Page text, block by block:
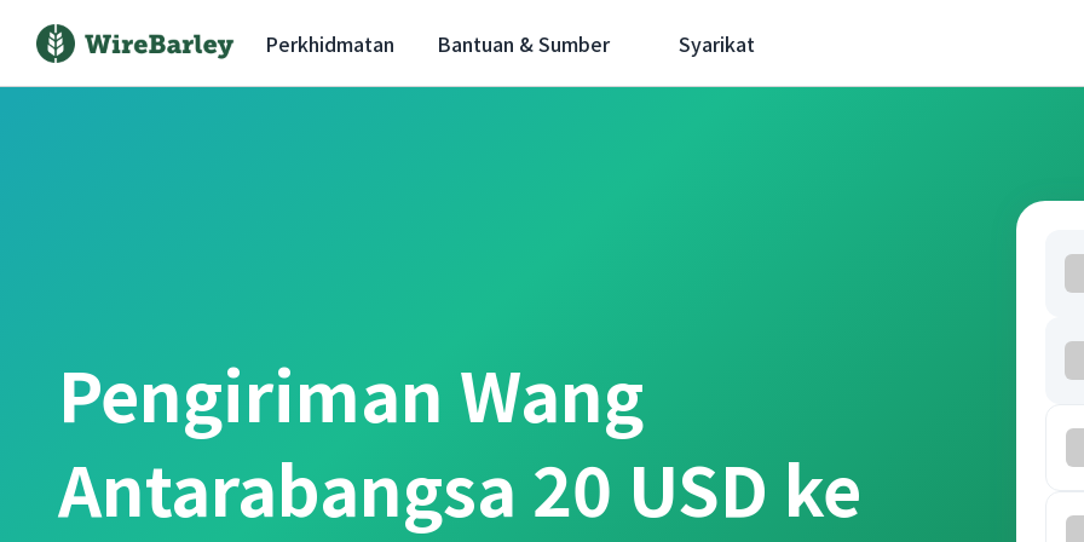
Perkhidmatan Bantuan & Sumber Syarikat
Pengiriman Wang
Antarabangsa 20 USD ke